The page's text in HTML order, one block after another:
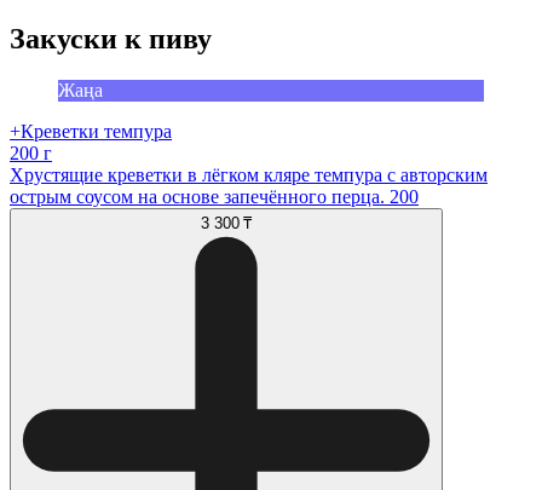
Закуски к пиву
Жаңа
+Креветки темпура
200 г
Хрустящие креветки в лёгком кляре темпура с авторским
острым соусом на основе запечённого перца. 200
3 300 ₸